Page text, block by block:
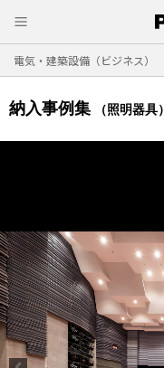
電気・建築設備（ビジネス）
納入事例集 （照明器具）